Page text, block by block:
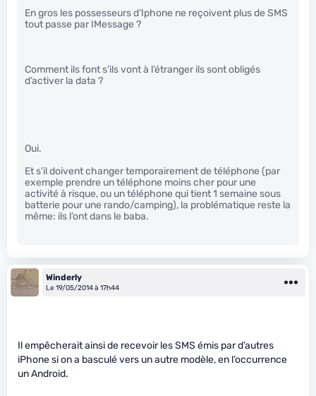
En gros les possesseurs d’Iphone ne reçoivent plus de SMS
tout passe par IMessage ?
Comment ils font s’ils vont à l’étranger ils sont obligés
d’activer la data ?
Oui.
Et s’il doivent changer temporairement de téléphone (par
exemple prendre un téléphone moins cher pour une
activité à risque, ou un téléphone qui tient 1 semaine sous
batterie pour une rando/camping), la problématique reste la
même: ils l’ont dans le baba.
Winderly
Le 19/05/2014 à 17h44
Il empêcherait ainsi de recevoir les SMS émis par d’autres
iPhone si on a basculé vers un autre modèle, en l’occurrence
un Android.